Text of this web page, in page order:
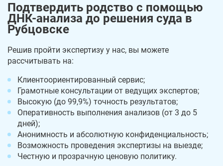
Подтвердить родство с помощью
ДНК-анализа до решения суда в
Рубцовске
Решив пройти экспертизу у нас, вы можете
рассчитывать на:
Клиентоориентированный сервис;
Грамотные консультации от ведущих экспертов;
Высокую (до 99,9%) точность результатов;
Оперативность выполнения анализов (от 3 до 5
дней);
Анонимность и абсолютную конфиденциальность;
Возможность проведения экспертизы на выезде;
Честную и прозрачную ценовую политику.